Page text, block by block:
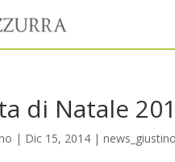
di Natale
| Dic 15, 2014| news_giustino